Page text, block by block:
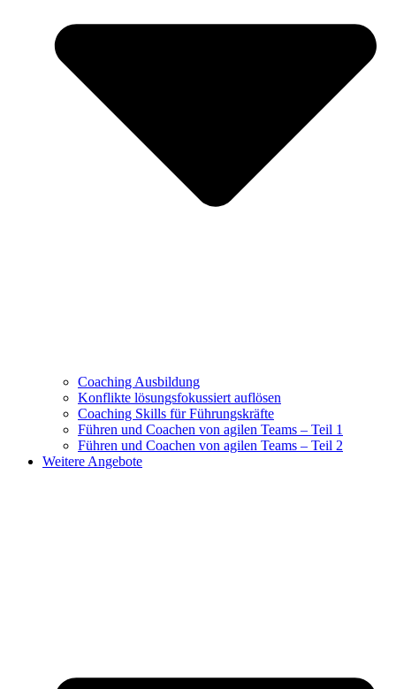
Coaching Ausbildung
Konflikte lösungsfokussiert auflösen
Coaching Skills für Führungskräfte
Führen und Coachen von agilen Teams – Teil 1
Führen und Coachen von agilen Teams – Teil 2
Weitere Angebote